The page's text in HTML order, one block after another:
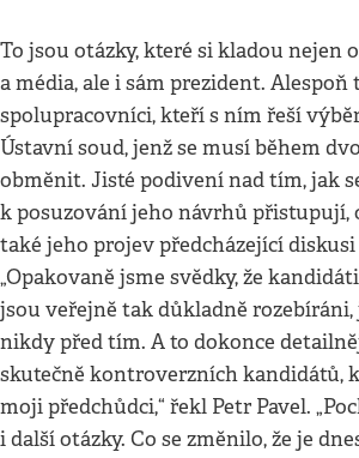
To jsou otázky, které si kladou nejen
a média, ale i sám prezident.
spolupracovníci, kteří s ním řeší
Ústavní soud, jenž se musí během
obměnit. Jisté podivení nad tím, jak
k posuzování jeho návrhů přistupují,
také jeho projev předcházející
„Opakovaně jsme svědky, že
jsou veřejně tak důkladně
nikdy před tím. A to dokonce
skutečně kontroverzních kandidátů,
moji předchůdci,“ řekl Petr Pavel.
i další otázky. Co se změnilo, že je